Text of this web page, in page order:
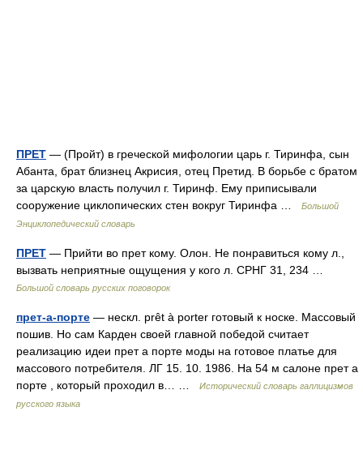
ПРЕТ — (Пройт) в греческой мифологии царь г. Тиринфа, сын
Абанта, брат близнец Акрисия, отец Претид. В борьбе с братом
за царскую власть получил г. Тиринф. Ему приписывали
сооружение циклопических стен вокруг Тиринфа …
Большой
Энциклопедический словарь
ПРЕТ — Прийти во прет кому. Олон. Не понравиться кому л.,
вызвать неприятные ощущения у кого л. СРНГ 31, 234 …
Большой словарь русских поговорок
прет-а-порте — нескл. prêt à porter готовый к носке. Массовый
пошив. Но сам Карден своей главной победой считает
реализацию идеи прет а порте моды на готовое платье для
массового потребителя. ЛГ 15. 10. 1986. На 54 м салоне прет а
порте , который проходил в… …
Исторический словарь галлицизмов
русского языка